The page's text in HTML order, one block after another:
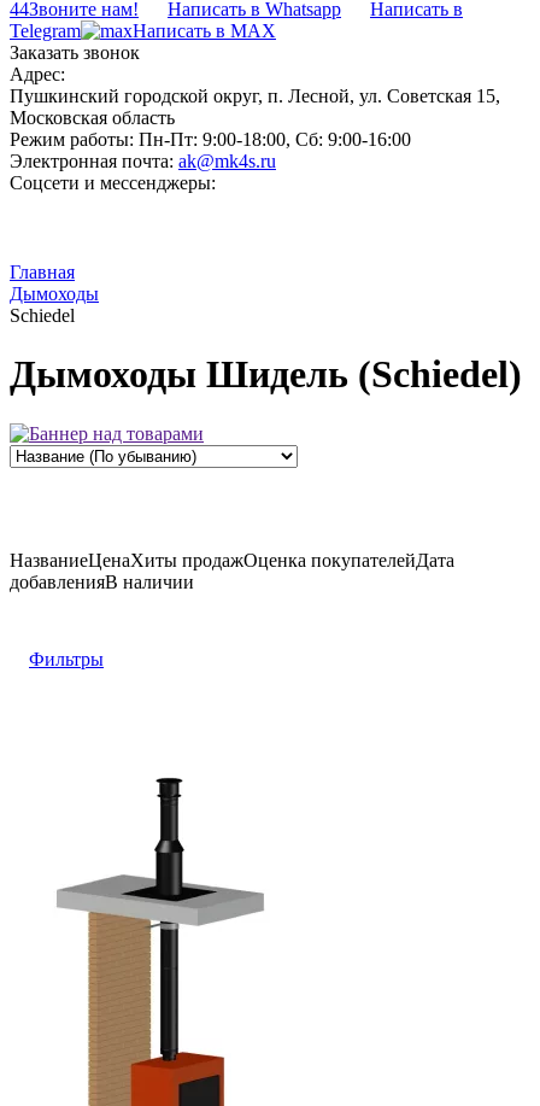
44Звоните нам! Написать в Whatsapp
Написать в
Telegram
Написать в MAX
Заказать звонок
Адрес:
Пушкинский городской округ, п. Лесной, ул. Советская 15,
Московская область
Режим работы: Пн-Пт: 9:00-18:00, Сб: 9:00-16:00
Электронная почта: ak@mk4s.ru
Соцсети и мессенджеры:
Главная
Дымоходы
Schiedel
Дымоходы Шидель (Schiedel)
НазваниеЦенаХиты продажОценка покупателейДата
добавленияВ наличии
Фильтры